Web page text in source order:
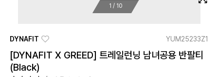
1 / 10
DYNAFIT YUM25233Z1
[DYNAFIT X GREED] 트레일런닝 남녀공용 반팔티
(Black)